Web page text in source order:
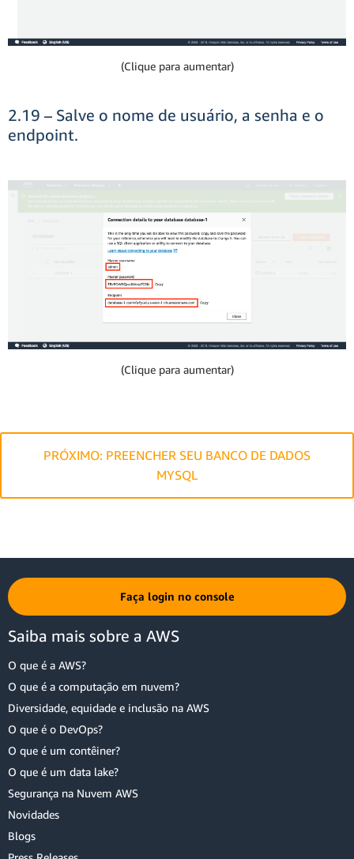
(Clique para aumentar)
2.19 – Salve o nome de usuário, a senha e o
endpoint.
(Clique para aumentar)
PRÓXIMO: PREENCHER SEU BANCO DE DADOS
MYSQL
Faça login no console
Saiba mais sobre a AWS
O que é a AWS?
O que é a computação em nuvem?
Diversidade, equidade e inclusão na AWS
O que é o DevOps?
O que é um contêiner?
O que é um data lake?
Segurança na Nuvem AWS
Novidades
Blogs